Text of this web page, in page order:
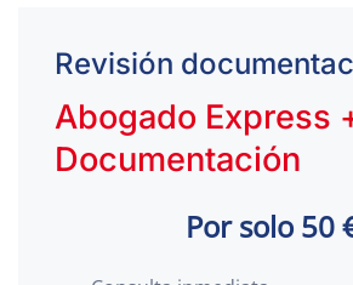
Revisión
Abogado Express
Documentación
Por solo 50